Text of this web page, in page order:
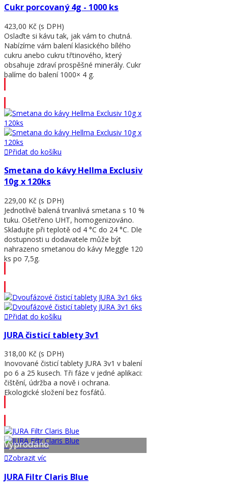
Cukr porcovaný 4g - 1000 ks
423,00 Kč (s DPH)
Oslaďte si kávu tak, jak vám to chutná.
Nabízíme vám balení klasického bílého
cukru anebo cukru třtinového, který
obsahuje zdraví prospěšné minerály. Cukr
balíme do balení 1000× 4 g.
Přidat do košíku
Smetana do kávy Hellma Exclusiv
10g x 120ks
229,00 Kč (s DPH)
Jednotlivě balená trvanlivá smetana s 10 %
tuku. Ošetřeno UHT, homogenizováno.
Skladujte při teplotě od 4 °C do 24 °C. Dle
dostupnosti u dodavatele může být
nahrazeno smetanou do kávy Meggle 120
ks po 7,5g.
Přidat do košíku
JURA čisticí tablety 3v1
318,00 Kč (s DPH)
Inovované čisticí tablety JURA 3v1 v balení
po 6 a 25 kusech. Tři fáze v jedné aplikaci:
čištění, údržba a nově i ochrana.
Ekologické složení bez fosfátů.
Vyprodáno
Zobrazit víc
JURA Filtr Claris Blue